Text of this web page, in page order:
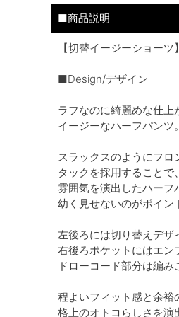
■商品説明
【切替イージーショーツ】
■Design/デザイン
ラフなのに綺麗めな仕上
イージーなハーフパンツ。
スラックスのようにフロ
タックを採用することで
雰囲気を演出したハーフ
幼く見せないのがポイン
左後ろには切り替えデザ
右後ろポケットにはエン
ドローコード部分は編
程よいフィット感と余裕
格上のオトコらしさを演